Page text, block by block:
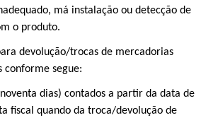
má instalação ou detecção de
o produto.
devolução/trocas de mercadorias
conforme segue:
dias) contados a partir da data de
fiscal quando da troca/devolução de